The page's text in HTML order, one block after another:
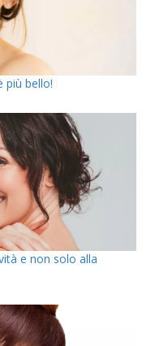
più bello!
e non solo alla